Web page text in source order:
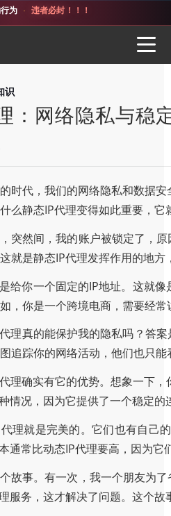
为 · 违者必封！！！
识
：网络隐私与稳
时代，我们的网络隐私和数据
么静态IP代理变得如此重要，
突然间，我的账户被锁定了，
就是静态IP代理发挥作用的地
给你一个固定的IP地址。这就
，你是一个跨境电商，需要经
理真的能保护我的隐私吗？答
追踪你的网络活动，他们也只
理确实有它的优势。想象一下
情况，因为它提供了一个稳定
理就是完美的。它们也有自己
通常比动态IP代理要高，因为它
故事。有一次，我一个朋友为
服务，这才解决了问题。这个